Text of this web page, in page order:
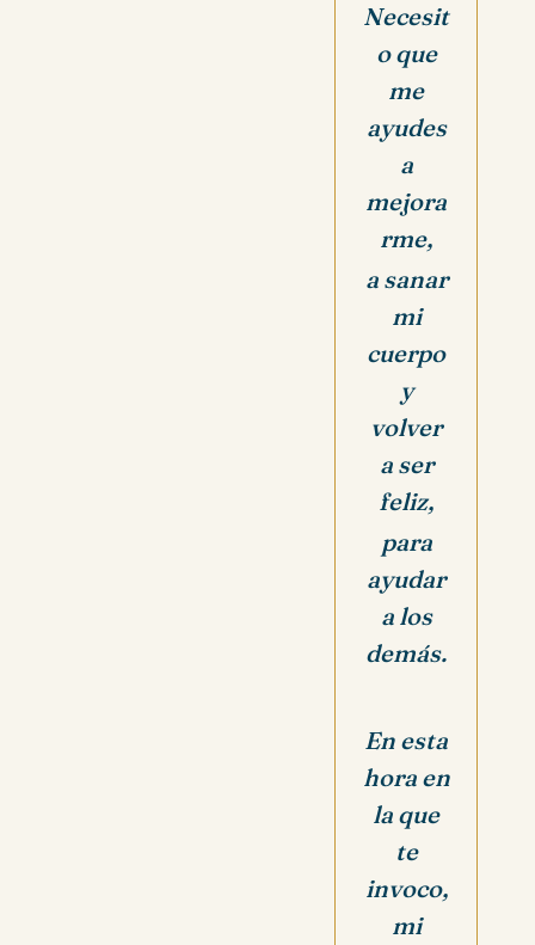
Necesit
o que
me
ayudes
a
mejora
rme,
a sanar
mi
cuerpo
y
volver
a ser
feliz,
para
ayudar
a los
demás.
En esta
hora en
la que
te
invoco,
mi